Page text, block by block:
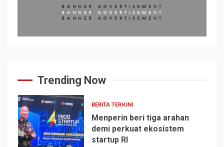
Trending Now
1
BERITA TERKINI
Menperin beri tiga arahan
demi perkuat ekosistem
startup RI